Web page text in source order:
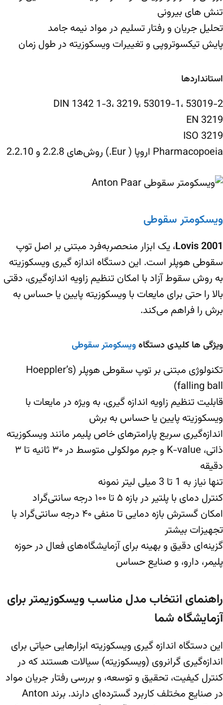
تنش های بیرونی
تحلیل جریان و رفتار تسلیم در مواد نیمه جامد
پایش تیکسوتروپی و تغییرات ویسکوزیته در طول زمان
استانداردها
DIN 1342 1-3، 3219، 53019-1، 53019-2
EN 3219
ISO 3219
Pharmacopoeia اروپا ( Eur.) روش‌های 2.2.8 و 2.2.10
ویسکومتر سقوطی
Lovis 2001، یک ابزار منحصر‌به‌فرد مبتنی بر اصل توپ
سقوطی هوپلر است. این دستگاه اندازه گیری ویسکوزیته
به روش سقوط آزاد با امکان تنظیم زاویه اندازه‌گیری، دقتی
بالا را حتی برای مایعات با ویسکوزیته پایین یا حساس به
برش را فراهم می‌کند.
ویژگی ها کلیدی دستگاهویسکومتر سقوطی
تکنولوژی مبتنی بر توپ سقوطی هوپلر (Hoeppler’s
falling ball)
قابلیت تنظیم زاویه اندازه‌ گیری، به ‌ویژه در مایعات با
ویسکوزیته پایین یا حساس به برش
اندازه‌گیری سریع پارامترهای خاص پلیمر مانند ویسکوزیته
ذاتی، K-value و جرم مولکولی متوسط در ۳۰ ثانیه تا ۳
دقیقه
تنها نیاز به 1 تا 3 میلی لیتر نمونه
کنترل دمای با پلتیر در بازه ۵ تا ۱۰۰ درجه سانتی‌گراد
امکان گسترش بازه دمایی تا منفی ۴۰ درجه سانتی‌گراد با
تجهیزات بیشتر
گزینه‌ای دقیق و بهینه برای آزمایشگاه‌های فعال در حوزه
پلیمر، دارو، و صنایع حساس
راهنمای انتخاب مدل مناسب ویسکوزیمتر برای
آزمایشگاه شما
این دستگاه اندازه گیری ویسکوزیته ابزارهایی حیاتی برای
اندازه‌گیری گرانروی (ویسکوزیته) سیالات هستند که در
کنترل کیفیت، تحقیق و توسعه، و بررسی رفتار جریان مواد
در صنایع مختلف کاربرد گسترده‌ای دارند. برند Anton